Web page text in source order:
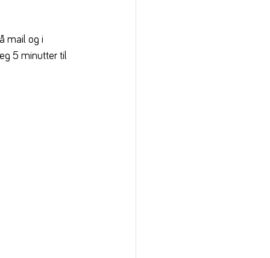
mail og i
5 minutter til